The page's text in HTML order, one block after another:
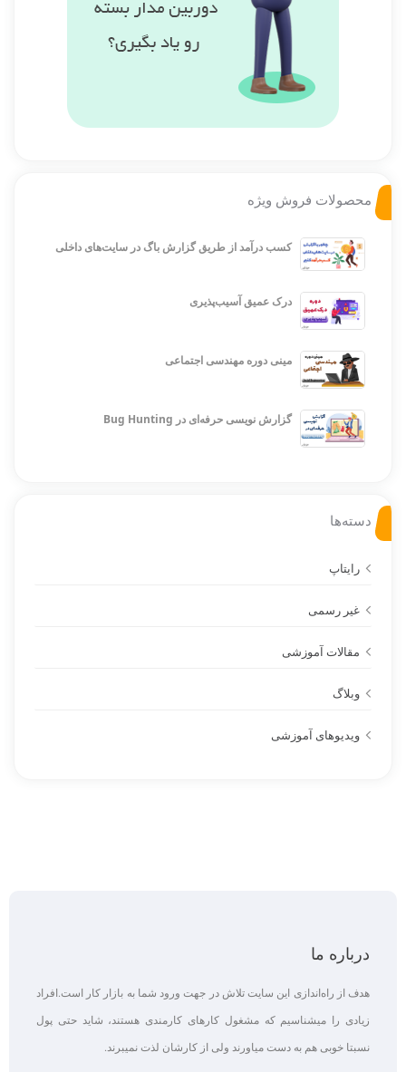
محصولات فروش ویژه
کسب درآمد از طریق گزارش باگ در سایت‌های داخلی
درک عمیق آسیب‌پذیری
مینی دوره مهندسی اجتماعی
گزارش نویسی حرفه‌ای در Bug Hunting
دسته‌ها
رایتاپ
غیر رسمی
مقالات آموزشی
وبلاگ
ویدیوهای آموزشی
درباره ما
هدف از راه‌اندازی این سایت تلاش در جهت ورود شما به بازار کار است.افراد
زیادی را میشناسیم که مشغول کارهای کارمندی هستند، شاید حتی پول
نسبتا خوبی هم به دست میاورند ولی از کارشان لذت نمیبرند.